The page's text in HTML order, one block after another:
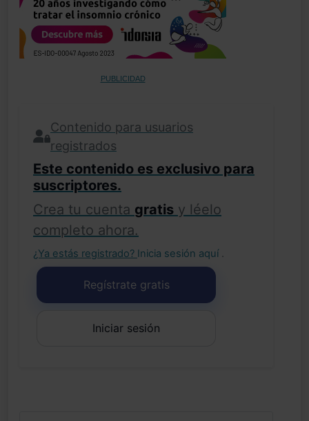
PUBLICIDAD
Contenido para usuarios
registrados
Este contenido es exclusivo para
suscriptores.
Crea tu cuenta gratis y léelo
completo ahora.
¿Ya estás registrado? Inicia sesión aquí
Regístrate gratis
Iniciar sesión